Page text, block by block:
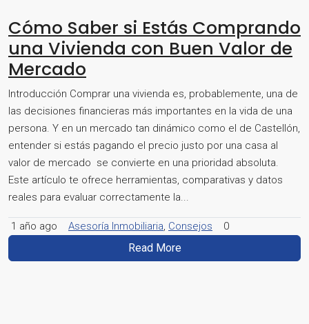
Cómo Saber si Estás Comprando
una Vivienda con Buen Valor de
Mercado
Introducción Comprar una vivienda es, probablemente, una de
las decisiones financieras más importantes en la vida de una
persona. Y en un mercado tan dinámico como el de Castellón,
entender si estás pagando el precio justo por una casa al
valor de mercado se convierte en una prioridad absoluta.
Este artículo te ofrece herramientas, comparativas y datos
reales para evaluar correctamente la...
1 año ago Asesoría Inmobiliaria, Consejos 0
Read More